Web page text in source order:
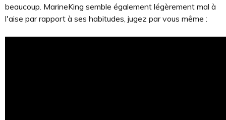
beaucoup. MarineKing semble également légèrement mal à
l'aise par rapport à ses habitudes, jugez par vous même :